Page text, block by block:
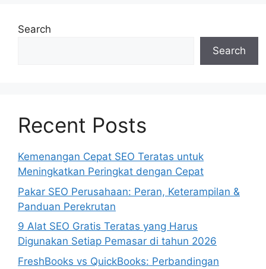
Search
Search
Recent Posts
Kemenangan Cepat SEO Teratas untuk
Meningkatkan Peringkat dengan Cepat
Pakar SEO Perusahaan: Peran, Keterampilan &
Panduan Perekrutan
9 Alat SEO Gratis Teratas yang Harus
Digunakan Setiap Pemasar di tahun 2026
FreshBooks vs QuickBooks: Perbandingan